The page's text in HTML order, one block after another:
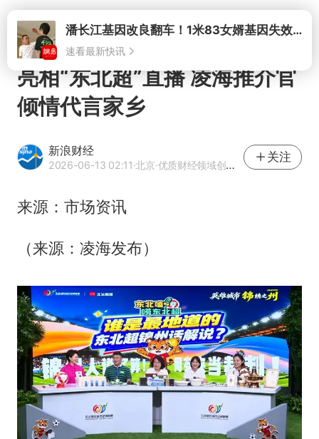
打开 潘长江基因改良翻车！1米83女婿基因失效，12岁外孙身高只到姥爷下巴
速看最新快讯
亮相“东北超”直播 凌海推介官
倾情代言家乡
新浪财经
2026-06-13 02:11·北京·优质财经领域创作者
关注
来源：市场资讯
（来源：凌海发布）